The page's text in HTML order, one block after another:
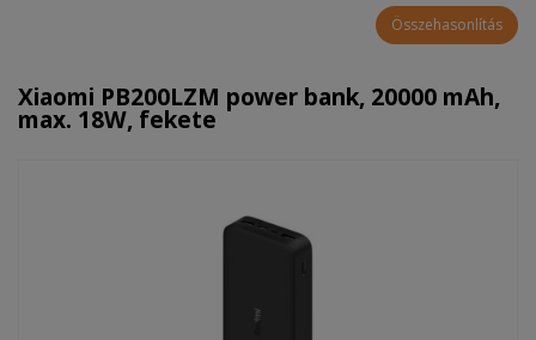
Összehasonlítás
Xiaomi PB200LZM power bank, 20000 mAh,
max. 18W, fekete